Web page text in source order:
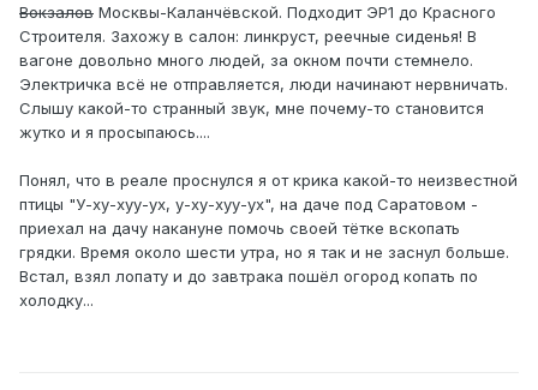
Вокзалов Москвы-Каланчёвской. Подходит ЭР1 до Красного
Строителя. Захожу в салон: линкруст, реечные сиденья! В
вагоне довольно много людей, за окном почти стемнело.
Электричка всё не отправляется, люди начинают нервничать.
Слышу какой-то странный звук, мне почему-то становится
жутко и я просыпаюсь....
Понял, что в реале проснулся я от крика какой-то неизвестной
птицы "У-ху-хуу-ух, у-ху-хуу-ух", на даче под Саратовом -
приехал на дачу накануне помочь своей тётке вскопать
грядки. Время около шести утра, но я так и не заснул больше.
Встал, взял лопату и до завтрака пошёл огород копать по
холодку...